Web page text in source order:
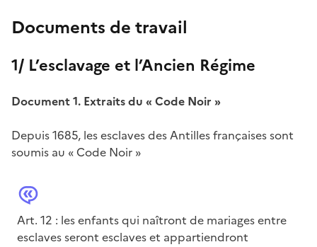
Documents de travail
1/ L’esclavage et l’Ancien Régime
Document 1. Extraits du « Code Noir »
Depuis 1685, les esclaves des Antilles françaises sont
soumis au « Code Noir »
Art. 12 : les enfants qui naîtront de mariages entre
esclaves seront esclaves et appartiendront